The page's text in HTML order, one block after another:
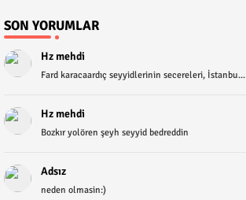
SON YORUMLAR
Hz mehdi
Fard karacaardıç seyyidlerinin secereleri, İstanbu...
Hz mehdi
Bozkır yolören şeyh seyyid bedreddin
Adsız
neden olmasin:)